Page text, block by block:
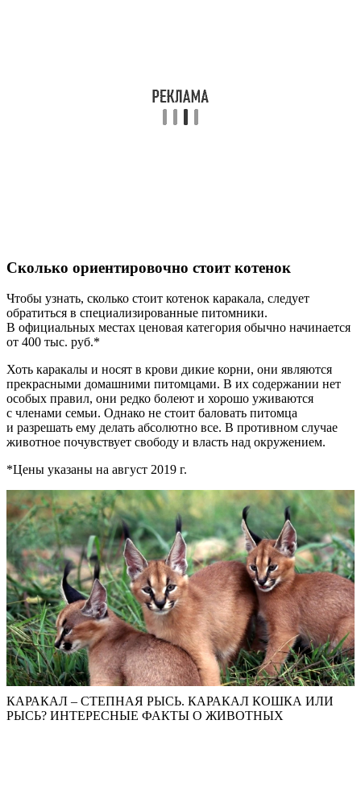
Сколько ориентировочно стоит котенок
Чтобы узнать, сколько стоит котенок каракала, следует
обратиться в специализированные питомники.
В официальных местах ценовая категория обычно начинается
от 400 тыс. руб.*
Хоть каракалы и носят в крови дикие корни, они являются
прекрасными домашними питомцами. В их содержании нет
особых правил, они редко болеют и хорошо уживаются
с членами семьи. Однако не стоит баловать питомца
и разрешать ему делать абсолютно все. В противном случае
животное почувствует свободу и власть над окружением.
*Цены указаны на август 2019 г.
КАРАКАЛ – СТЕПНАЯ РЫСЬ. КАРАКАЛ КОШКА ИЛИ
РЫСЬ? ИНТЕРЕСНЫЕ ФАКТЫ О ЖИВОТНЫХ